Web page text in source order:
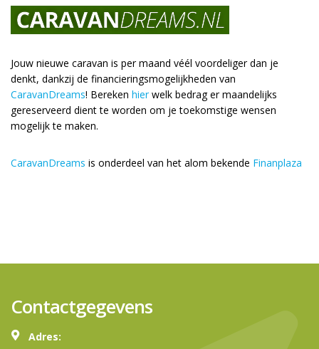
Jouw nieuwe caravan is per maand véél voordeliger dan je
denkt, dankzij de financieringsmogelijkheden van
CaravanDreams! Bereken hierwelk bedrag er maandelijks
gereserveerd dient te worden om je toekomstige wensen
mogelijk te maken.
CaravanDreams is onderdeel van het alom bekende Finanplaza
Contactgegevens
Adres: